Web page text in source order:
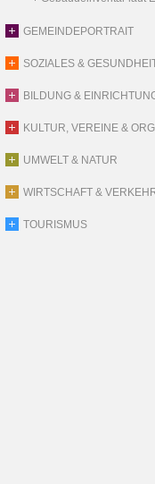
GEMEINDEPORTRAIT
SOZIALES &
BILDUNG &
KULTUR, VEREINE &
UMWELT & NATUR
WIRTSCHAFT &
TOURISMUS